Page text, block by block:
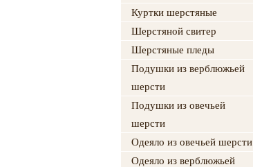
Куртки шерстяные
Шерстяной свитер
Шерстяные пледы
Подушки из верблюжьей
шерсти
Подушки из овечьей
шерсти
Одеяло из овечьей шерсти
Одеяло из верблюжьей